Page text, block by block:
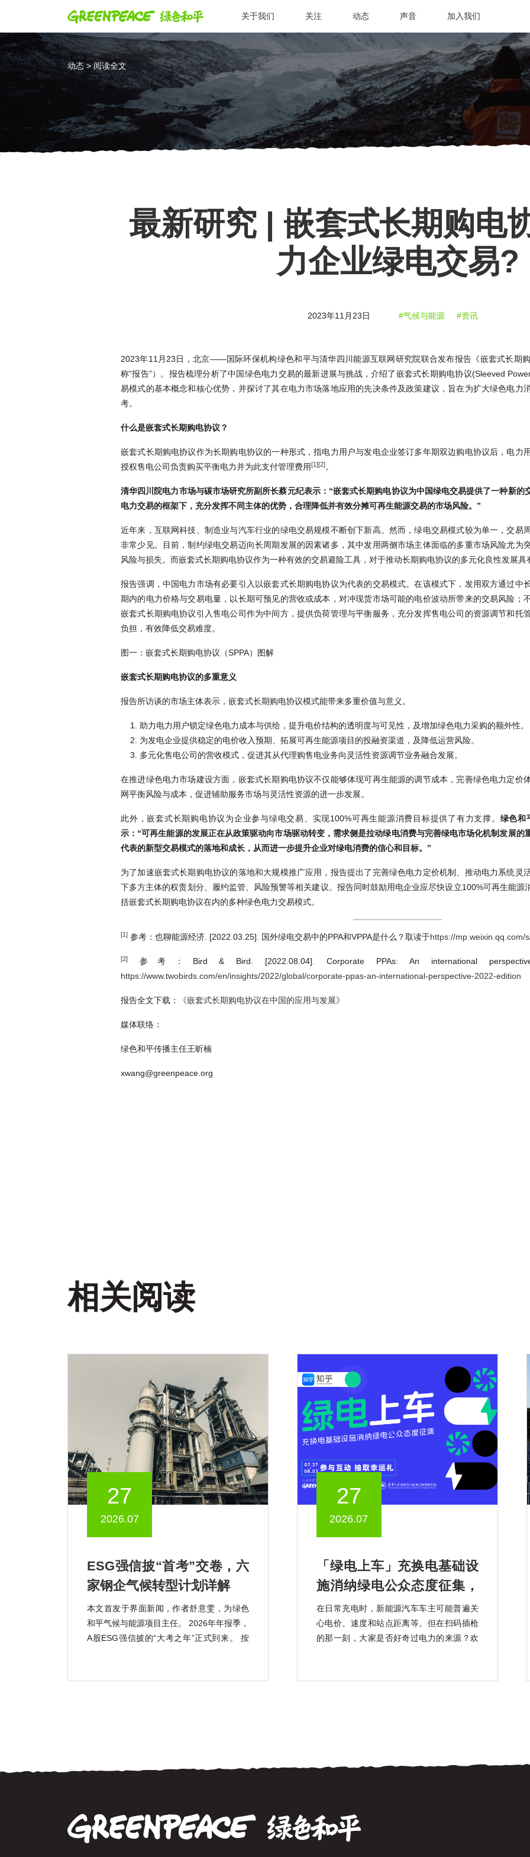
关于我们 关注 动态 声音 加入我们
动态 > 阅读全文
最新研究 | 嵌套式长期购电
力企业绿电交易?
2023年11月23日 #气候与能源 #资讯
2023年11月23日，北京——国际环保机构绿色和平与清华四川能源互联网研究院联合发布报告《嵌套式长期
称“报告”）。报告梳理分析了中国绿色电力交易的最新进展与挑战，介绍了嵌套式长期购电协议(Sleeved
易模式的基本概念和核心优势，并探讨了其在电力市场落地应用的先决条件及政策建议，旨在为扩大绿色电力
考。
什么是嵌套式长期购电协议？
嵌套式长期购电协议作为长期购电协议的一种形式，指电力用户与发电企业签订多年期双边购电协议后，电力
授权售电公司负责购买平衡电力并为此支付管理费用[1][2]。
清华四川院电力市场与碳市场研究所副所长蔡元纪表示： “嵌套式长期购电协议为中国绿电交易提供了一种新的
电力交易的框架下，充分发挥不同主体的优势，合理降低并有效分摊可再生能源交易的市场风险。 ”
近年来，互联网科技、制造业与汽车行业的绿电交易规模不断创下新高。然而，绿电交易模式较为单一，交易
非常少见。目前，制约绿电交易迈向长周期发展的因素诸多，其中发用两侧市场主体面临的多重市场风险尤为
风险与损失。而嵌套式长期购电协议作为一种有效的交易避险工具，对于推动长期购电协议的多元化良性发展具
报告强调，中国电力市场有必要引入以嵌套式长期购电协议为代表的交易模式。在该模式下，发用双方通过中
期内的电力价格与交易电量，以长期可预见的营收或成本，对冲现货市场可能的电价波动所带来的交易风险；
嵌套式长期购电协议引入售电公司作为中间方，提供负荷管理与平衡服务，充分发挥售电公司的资源调节和托
负担，有效降低交易难度。
图一：嵌套式长期购电协议（SPPA）图解
嵌套式长期购电协议的多重意义
报告所访谈的市场主体表示，嵌套式长期购电协议模式能带来多重价值与意义。
助力电力用户锁定绿色电力成本与供给，提升电价结构的透明度与可见性，及增加绿色电力采购的额外性。
为发电企业提供稳定的电价收入预期、拓展可再生能源项目的投融资渠道，及降低运营风险。
多元化售电公司的营收模式，促进其从代理购售电业务向灵活性资源调节业务融合发展。
在推进绿色电力市场建设方面，嵌套式长期购电协议不仅能够体现可再生能源的调节成本，完善绿色电力定价
网平衡风险与成本，促进辅助服务市场与灵活性资源的进一步发展。
此外，嵌套式长期购电协议为企业参与绿电交易、实现100%可再生能源消费目标提供了有力支撑。 绿色和
示： “可再生能源的发展正在从政策驱动向市场驱动转变，需求侧是拉动绿电消费与完善绿电市场化机制发展的
代表的新型交易模式的落地和成长，从而进一步提升企业对绿电消费的信心和目标。 ”
为了加速嵌套式长期购电协议的落地和大规模推广应用，报告提出了完善绿色电力定价机制、推动电力系统灵
下多方主体的权责划分、履约监管、风险预警等相关建议。报告同时鼓励用电企业应尽快设立100%可再生能源
括嵌套式长期购电协议在内的多种绿色电力交易模式。
[1] 参考：也聊能源经济. [2022.03.25]. 国外绿电交易中的PPA和VPPA是什么？取读于https://mp.weixin.qq.com/
[2]
参考：Bird & Bird. [2022.08.04]. Corporate PPAs: An international
https://www.twobirds.com/en/insights/2022/global/corporate-ppas-an-international-perspective-2022-edition
报告全文下载： 《嵌套式长期购电协议在中国的应用与发展》
媒体联络：
绿色和平传播主任王昕楠
xwang@greenpeace.org
相关阅读
27
2026.07
ESG强信披“首考”交卷，六
家钢企气候转型计划详解
本文首发于界面新闻，作者舒意雯，为绿色
和平气候与能源项目主任。 2026年年报季，
A股ESG强信披的“大考之年”正式到来。 按
份(600010.SH)、鞍钢股份(000898.SZ)、马
27
2026.07
「绿电上车」充换电基础设
施消纳绿电公众态度征集，
知乎上线中
在日常充电时，新能源汽车车主可能普遍关
心电价、速度和站点距离等。但在扫码插枪
的那一刻，大家是否好奇过电力的来源？欢